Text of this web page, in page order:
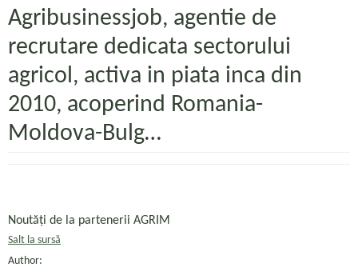
Agribusinessjob, agentie de
recrutare dedicata sectorului
agricol, activa in piata inca din
2010, acoperind Romania-
Moldova-Bulg…
Noutăți de la partenerii AGRIM
Salt la sursă
Author: